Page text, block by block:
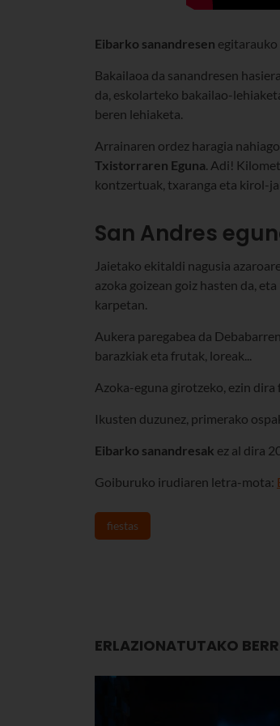
Eibarko sanandresen
Bakailaoa da sanandresen
da, eskolarteko bakailao-
beren lehiaketa.
Arrainaren ordez haragia
Txistorraren Eguna. Adi!
kontzertuak, txaranga eta kirol-
San Andres
Jaietako ekitaldi nagusia
azoka goizean goiz hasten da,
karpetan.
Aukera paregabea da
barazkiak eta frutak, loreak...
Azoka-eguna girotzeko, ezin
Ikusten duzunez, primerako
Eibarko sanandresak ez al dira
Goiburuko irudiaren letra-mota:
fiestas
ERLAZIONATUTAKO